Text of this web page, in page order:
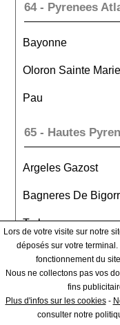
64 - Pyrenees
Bayonne
Oloron Sainte Marie
Pau
65 - Hautes
Argeles Gazost
Bagneres De
Tarbes
66 - Pyrenees
Perpignan
Lors de votre visite sur notre
déposés sur votre
fonctionnement du
Nous ne collectons pas vos
fins
Plus d'infos sur les cookies-
consulter notre